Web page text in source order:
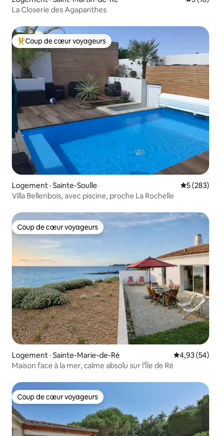
La Closerie des Agapanthes
Coup de cœur voyageurs parmi les plus aimés
Coup de cœur voyageurs
Logement · Sainte-Soulle Note
5 (283)
Villa Bellenbois, avec piscine, proche La Rochelle
Coup de cœur voyageurs
Coup de cœur voyageurs
Logement · Sainte-Marie-de-Ré Note
4,93 (54)
Maison face à la mer, calme absolu sur l’Île de Ré
Coup de cœur voyageurs
Coup de cœur voyageurs